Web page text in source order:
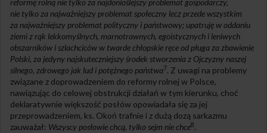
reformę rolną nie tylko za najdonioślejszy problemat gospodarczy,
nie tylko za najważniejszy problemat społeczny lecz przede wszystkim
za najważniejszy problemat polityczny i państwowy; upatruję w oddaniu
ziemi z rąk lekkomyślnych, marnotrawnych, egoistycznych i leniwych
obszarników i szlachciców w twarde chłopskie ręce od pługa za zbawienie
Polski, za jedyny najskuteczniejszy środek stworzenia z Ojczyzny naszej
silnego, zdrowego jak lud i potężnego państwa7. Z uwagi na problemy
związane z doprowadzeniem do reformy rolnej w Polsce,
nawiązując do celowej obstrukcji działań w tym kierunku, choć
deklaratywnie większość posłów opowiadała się za jej
przeprowadzeniem, ks. Okoń trafnie i z dużą dozą sarkazmu
zauważał: Wszyscy posłowie chcą, tylko sejm nie chce8.